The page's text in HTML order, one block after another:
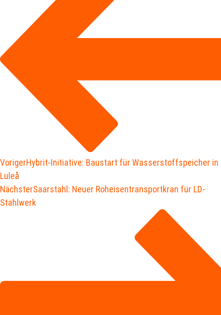
VorigerHybrit-Initiative: Baustart für Wasserstoffspeicher in
Luleå
NächsterSaarstahl: Neuer Roheisentransportkran für LD-
Stahlwerk